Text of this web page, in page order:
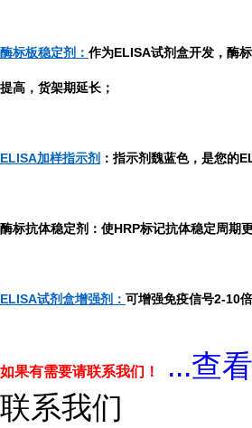
酶标板稳定剂： 作为ELISA试剂盒开发，酶
提高，货架期延长；
ELISA加样指示剂 ：指示剂魏蓝色，是您的
酶标抗体稳定剂：使HRP标记抗体稳定周期
ELISA试剂盒增强剂： 可增强免疫信号2-10倍
如果有需要请联系我们！ ...查
联系我们